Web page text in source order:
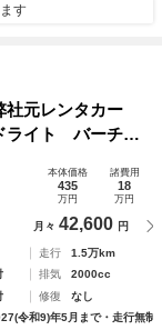
す
元レンタカー
ライト バーチャ
イドアシスト
マルチカラアン
本体価格
435
万円
諸費用
18
万円
月々 42,600 円
走行
1.5万km
排気
2000cc
修復
なし
令和9)年5月まで・走行無制